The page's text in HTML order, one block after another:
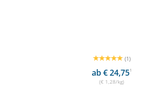
(1)
ab € 24,751
(€ 1,28/kg)